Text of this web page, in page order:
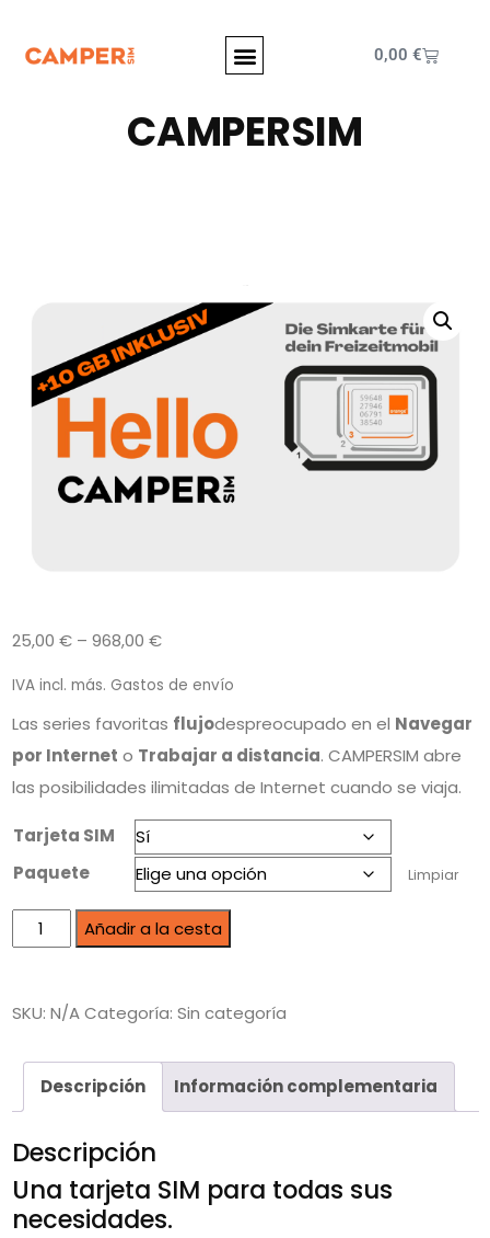
0,00 €
CAMPERSIM
25,00 €– 968,00 €
IVA incl. más. Gastos de envío
Las series favoritas flujodespreocupado en el Navegar
por Internet o Trabajar a distancia. CAMPERSIM abre
las posibilidades ilimitadas de Internet cuando se viaja.
Tarjeta SIM
Paquete
Limpiar
Añadir a la cesta
SKU: N/A Categoría: Sin categoría
Descripción Información complementaria
Descripción
Una tarjeta SIM para todas sus
necesidades.